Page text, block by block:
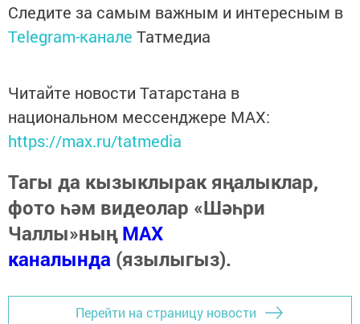
Следите за самым важным и интересным в
Telegram-канале Татмедиа
Читайте новости Татарстана в
национальном мессенджере MАХ:
https://max.ru/tatmedia
Тагы да кызыклырак яңалыклар,
фото һәм видеолар «Шәһри
Чаллы»ныңMAX
каналында (язылыгыз).
Перейти на страницу новости